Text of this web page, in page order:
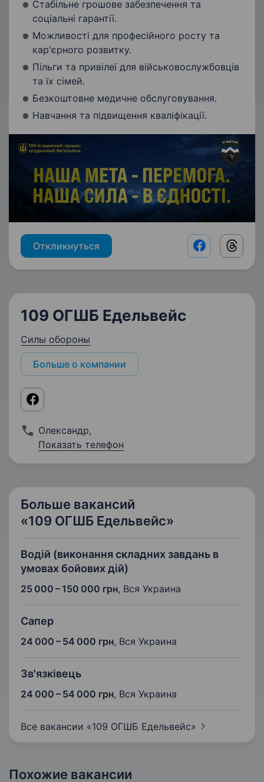
Стабільне грошове забезпечення та
соціальні гарантії.
Можливості для професійного росту та
кар'єрного розвитку.
Пільги та привілеї для військовослужбовців
та їх сімей.
Безкоштовне медичне обслуговування.
Навчання та підвищення кваліфікації.
Откликнуться Facebook
109 ОГШБ Едельвейс
Силы обороны
Больше о компании
Олександр,
Показать телефон
Больше вакансий
«109 ОГШБ Едельвейс»
Водій (виконання складних завдань в
умовах бойових дій)
25 000 – 150 000 грн, Вся Украина
Сапер
24 000 – 54 000 грн, Вся Украина
Зв'язківець
24 000 – 54 000 грн, Вся Украина
Все вакансии «109 ОГШБ Едельвейс»
Похожие вакансии